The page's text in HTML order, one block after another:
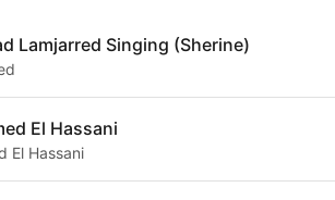
Lamjarred Singing (Sherine)
El Hassani
El Hassani